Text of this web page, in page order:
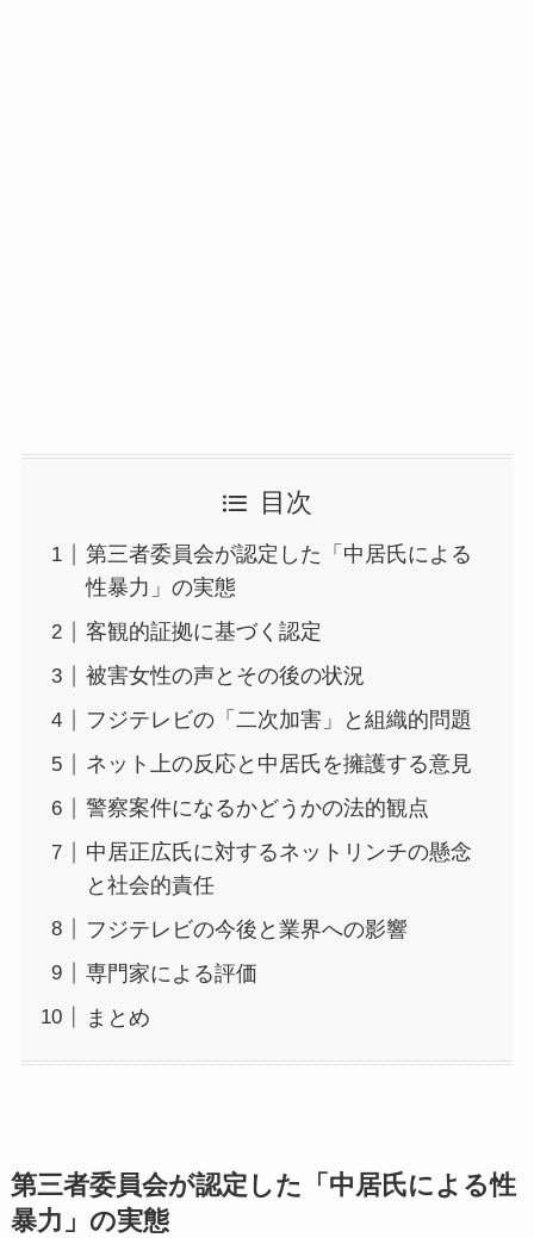
目次
第三者委員会が認定した「中居氏による
性暴力」の実態
客観的証拠に基づく認定
被害女性の声とその後の状況
フジテレビの「二次加害」と組織的問題
ネット上の反応と中居氏を擁護する意見
警察案件になるかどうかの法的観点
中居正広氏に対するネットリンチの懸念
と社会的責任
フジテレビの今後と業界への影響
専門家による評価
まとめ
第三者委員会が認定した「中居氏による性
暴力」の実態